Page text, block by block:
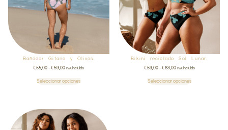
Bañador Gitana y Olivos.
€55,00 - €59,00 IVA incluido
Seleccionar opciones
Bikini reciclado Sol Lunar.
€59,00 - €63,00 IVA incluido
Seleccionar opciones